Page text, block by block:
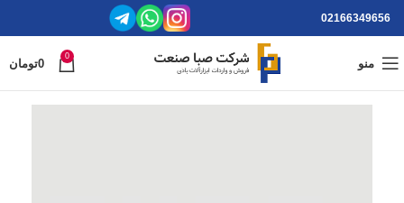
02166349656
منو
0
0تومان